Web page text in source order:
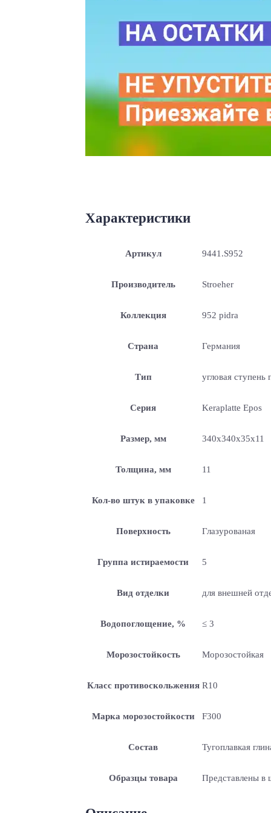
Характеристики
Артикул 9441.S952
Производитель Stroeher
Коллекция 952 pidra
Страна Германия
Тип угловая ступень
Серия Keraplatte Epos
Размер, мм 340x340x35x11
Толщина, мм 11
Кол-во штук в упаковке 1
Поверхность Глазурованая
Группа истираемости 5
Вид отделки для внешней
Водопоглощение, % ≤ 3
Морозостойкость Морозостойкая
Класс противоскольжения R10
Марка морозостойкости F300
Состав Тугоплавкая
Образцы товара Представлены в